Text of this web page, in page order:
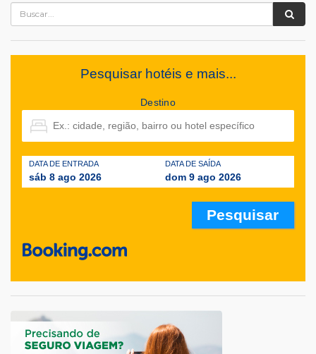
Pesquisar hotéis e mais...
Destino
DATA DE ENTRADA
sáb 8 ago 2026
DATA DE SAÍDA
dom 9 ago 2026